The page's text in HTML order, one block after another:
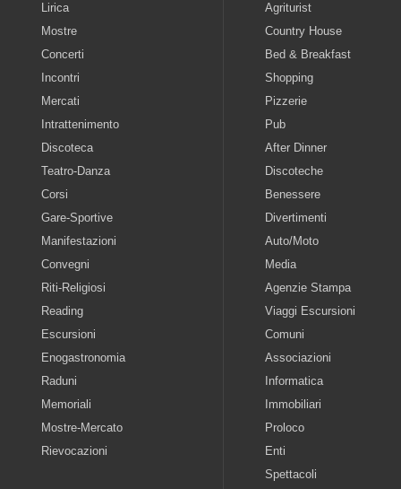
Lirica
Mostre
Concerti
Incontri
Mercati
Intrattenimento
Discoteca
Teatro-Danza
Corsi
Gare-Sportive
Manifestazioni
Convegni
Riti-Religiosi
Reading
Escursioni
Enogastronomia
Raduni
Memoriali
Mostre-Mercato
Rievocazioni
Agriturist
Country House
Bed & Breakfast
Shopping
Pizzerie
Pub
After Dinner
Discoteche
Benessere
Divertimenti
Auto/Moto
Media
Agenzie Stampa
Viaggi Escursioni
Comuni
Associazioni
Informatica
Immobiliari
Proloco
Enti
Spettacoli